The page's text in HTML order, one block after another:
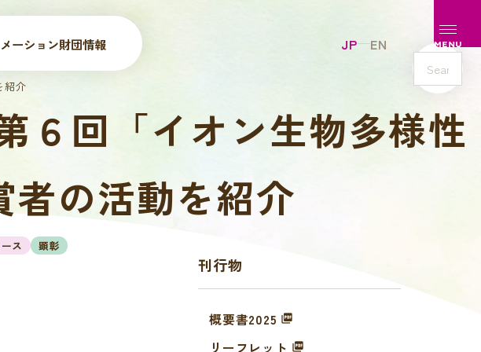
メニュ
MENU
ーション財団情報 JP
EN
s
e
a
r
c
紹介
６回「イオン生物多様性
者の活動を紹介
ス 顕彰
刊行物
概要書2025
リーフレット